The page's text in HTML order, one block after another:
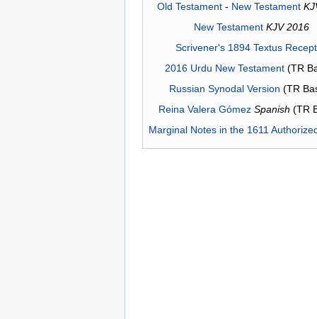
Old Testament- New Testament
New Testament KJV 2016
Scrivener's 1894 Textus
2016 Urdu New Testament(TR
Russian Synodal Version (TR
Reina Valera Gómez Spanish (TR
Marginal Notes in the 1611